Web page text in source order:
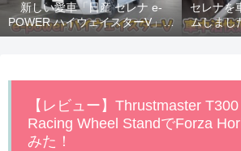
新しい愛車「日産 セレナ e-
POWER ハイウェイスターV」納
車！
セレナを
ムしまし
【レビュー】Thrustmaster
Racing Wheel StandでForza
みた！